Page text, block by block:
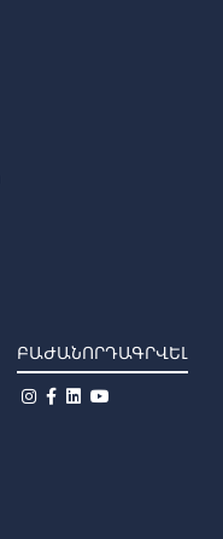
ԲԱԺԱՆՈՐԴԱԳՐՎԵԼ